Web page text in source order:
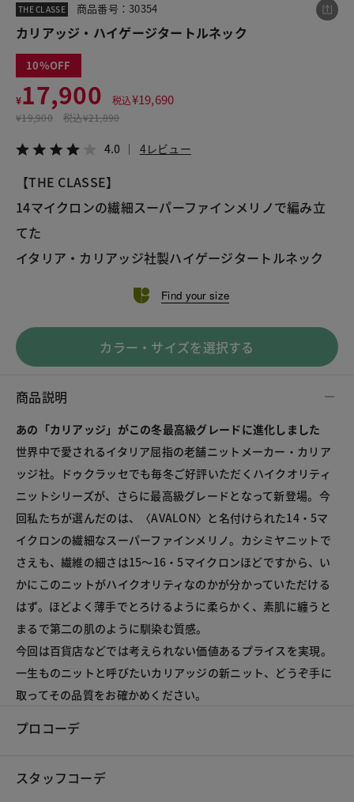
THE CLASSE 商品番号：30354
カリアッジ・ハイゲージタートルネック
10
¥17,900 税込¥19,690
¥19,900 税込¥21,890
4.0 4レビュー
【THE CLASSE】
14マイクロンの繊細スーパーファインメリノで編み立
てた
イタリア・カリアッジ社製ハイゲージタートルネック
Find your size
カラー・サイズを選択する
商品説明
あの「カリアッジ」がこの冬最高級グレードに進化しました
世界中で愛されるイタリア屈指の老舗ニットメーカー・カリア
ッジ社。ドゥクラッセでも毎冬ご好評いただくハイクオリティ
ニットシリーズが、さらに最高級グレードとなって新登場。今
回私たちが選んだのは、〈AVALON〉と名付けられた14・5マ
イクロンの繊細なスーパーファインメリノ。カシミヤニットで
さえも、繊維の細さは15〜16・5マイクロンほどですから、い
かにこのニットがハイクオリティなのかが分かっていただける
はず。ほどよく薄手でとろけるように柔らかく、素肌に纏うと
まるで第二の肌のように馴染む質感。
今回は百貨店などでは考えられない価値あるプライスを実現。
一生ものニットと呼びたいカリアッジの新ニット、どうぞ手に
取ってその品質をお確かめください。
プロコーデ
スタッフコーデ
この商品をシェアする
¥17,900 税込¥19,690
LINE X メール